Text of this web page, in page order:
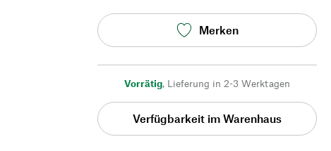
Merken
Vorrätig, Lieferung in 2-3 Werktagen
Verfügbarkeit im Warenhaus